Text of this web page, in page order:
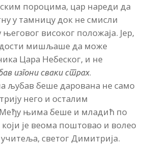
пороцима, цар нареди да
у тамницу док не смисли
његовог високог положаја. Јер,
мишљаше да може
Цара Небеског, и не
изгони сваки страх.
љубав беше дарована не само
него и осталим
њима беше и младић по
је веома поштовао и волео
светог Димитрија.